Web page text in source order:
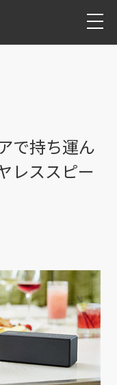
で持ち運ん
レススピー